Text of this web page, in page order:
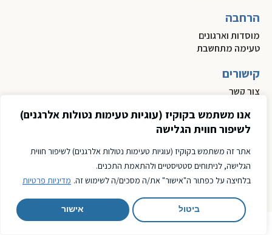
אנו משתמש בקוקיז (עוגיות טעימות נטולות אלרגנים)
לשיפור חווית הגלישה
אתר זה משתמש בקוקיז (עוגיות טעימות נטולות אלרגנים) לשיפור חווית
הגלישה, לניתוחים סטטיסטיים ולהתאמת התכנים.
בלחיצה על כפתור ה"אישור" את/ה מסכים/ה לשימוש זה. מדיניות פרטיות
ביטול אישור
הרחבה
מוסדות וארגונים
טעימה מתחשבת
קישורים
צור קשר
מדיניות פרטיות
הצהרת נגישות
נשארים מחוברים
Made with by PEOPLE